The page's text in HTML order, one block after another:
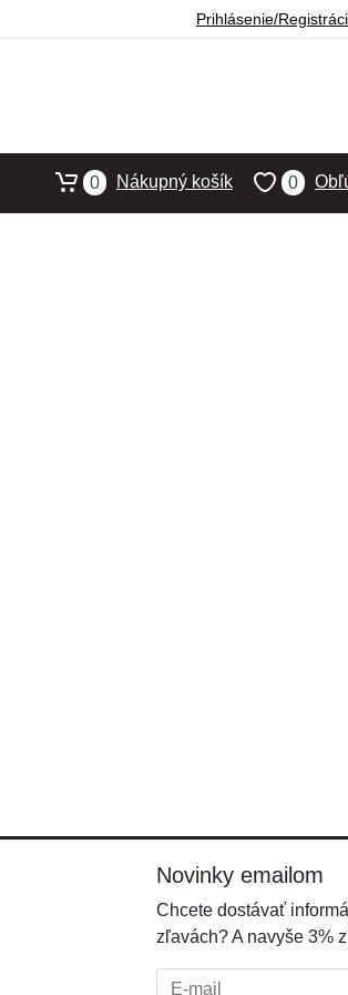
Prihlásenie/
0
0 Nákupný košík
Novinky emailom
Chcete dostávať
zľavách? A navyše 3%
E-mail: